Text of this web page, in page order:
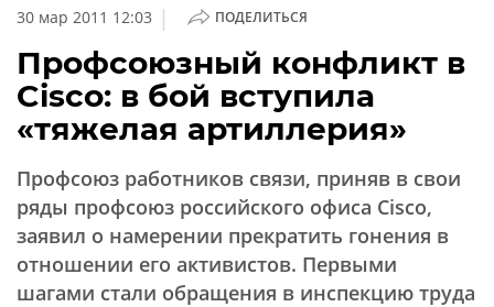
30 мар 2011 12:03 | ПОДЕЛИТЬСЯ
Профсоюзный конфликт в
Cisco: в бой вступила
«тяжелая артиллерия»
Профсоюз работников связи, приняв в свои
ряды профсоюз российского офиса Cisco,
заявил о намерении прекратить гонения в
отношении его активистов. Первыми
шагами стали обращения в инспекцию труда